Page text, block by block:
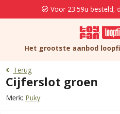
Voor 23:59u besteld,
Het grootste aanbod
Terug
Cijferslot groen
Merk: Puky